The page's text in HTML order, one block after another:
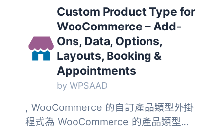
Custom Product Type for
WooCommerce – Add-
Ons, Data, Options,
Layouts, Booking &
Appointments
by WPSAAD
, WooCommerce 的自訂產品類型外掛
程式為 WooCommerce 的產品類型新